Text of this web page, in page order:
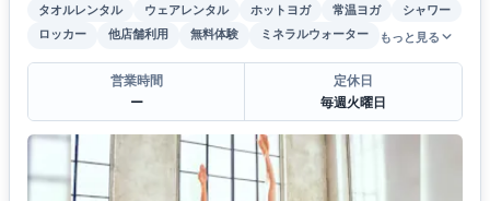
タオルレンタル ウェアレンタル ホットヨガ 常温ヨガ
シャワー
ロッカー
他店舗利用 無料体験 ミネラルウォーター もっと見る
営業時間
ー
定休日
毎週火曜日